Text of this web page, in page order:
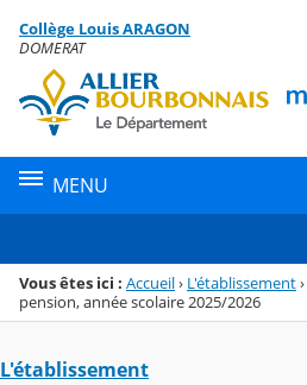
Menu de la rubrique
Contenu
Collège Louis ARAGON
DOMERAT
MENU
Vous êtes ici : Accueil› L'établissement›
pension, année scolaire 2025/2026
L'établissement